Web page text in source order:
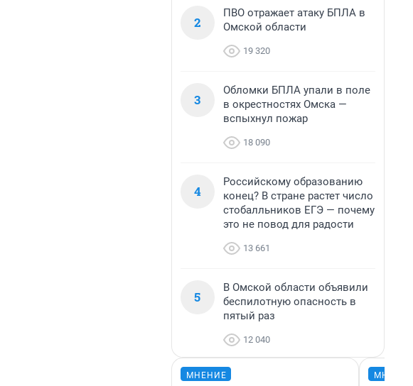
2
ПВО отражает атаку БПЛА в
Омской области
19 320
3
Обломки БПЛА упали в поле
в окрестностях Омска —
вспыхнул пожар
18 090
4
Российскому образованию
конец? В стране растет число
стобалльников ЕГЭ — почему
это не повод для радости
13 661
5
В Омской области объявили
беспилотную опасность в
пятый раз
12 040
МНЕНИЕ